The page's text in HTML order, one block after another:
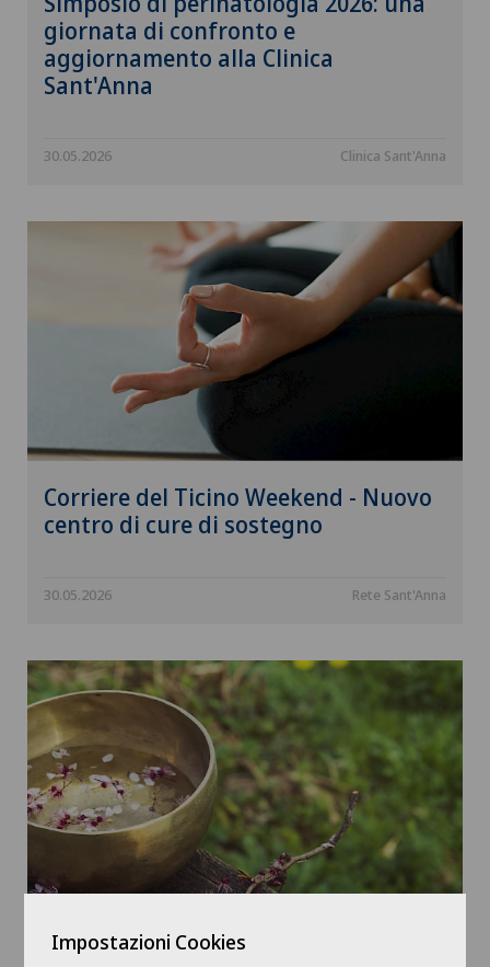
giornata di confronto e
aggiornamento alla Clinica
Sant'Anna
30.05.2026 Clinica Sant'Anna
Corriere del Ticino Weekend - Nuovo
centro di cure di sostegno
30.05.2026 Rete Sant'Anna
Liberatv - Clinica Sant’Anna, nasce il
Impostazioni Cookies